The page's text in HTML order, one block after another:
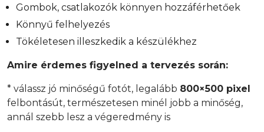
Gombok, csatlakozók könnyen hozzáférhetőek
Könnyű felhelyezés
Tökéletesen illeszkedik a készülékhez
Amire érdemes figyelned a tervezés során:
* válassz jó minőségű fotót, legalább 800×500 pixel
felbontásút, természetesen minél jobb a minőség,
annál szebb lesz a végeredmény is